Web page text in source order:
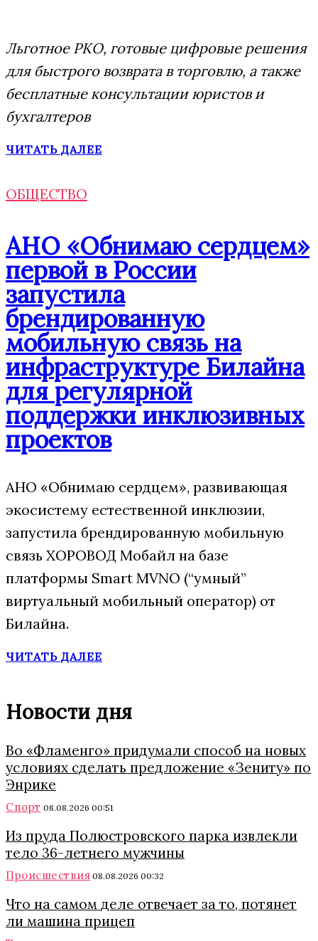
Льготное РКО, готовые цифровые решения
для быстрого возврата в торговлю, а также
бесплатные консультации юристов и
бухгалтеров
ЧИТАТЬ ДАЛЕЕ
ОБЩЕСТВО
АНО «Обнимаю сердцем»
первой в России
запустила
брендированную
мобильную связь на
инфраструктуре Билайна
для регулярной
поддержки инклюзивных
проектов
АНО «Обнимаю сердцем», развивающая
экосистему естественной инклюзии,
запустила брендированную мобильную
связь ХОРОВОД Мобайл на базе
платформы Smart MVNO (“умный”
виртуальный мобильный оператор) от
Билайна.
ЧИТАТЬ ДАЛЕЕ
Новости дня
Во «Фламенго» придумали способ на новых
условиях сделать предложение «Зениту» по
Энрике
Спорт 08.08.2026 00:51
Из пруда Полюстровского парка извлекли
тело 36-летнего мужчины
Происшествия 08.08.2026 00:32
Что на самом деле отвечает за то, потянет
ли машина прицеп